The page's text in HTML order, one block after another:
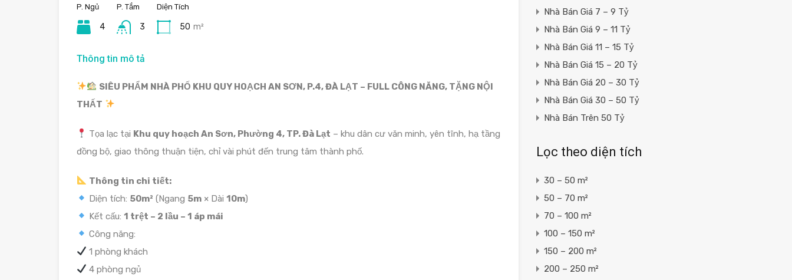
P. Ngủ
4
P. Tắm
3
Diện Tích
50 m²
Thông tin mô tả
SIÊU PHẨM NHÀ PHỐ KHU QUY HOẠCH AN SƠN, P.4, ĐÀ LẠT – FULL CÔNG NĂNG, TẶNG NỘI
THẤT
Tọa lạc tại Khu quy hoạch An Sơn, Phường 4, TP. Đà Lạt – khu dân cư văn minh, yên tĩnh, hạ tầng
đồng bộ, giao thông thuận tiện, chỉ vài phút đến trung tâm thành phố.
Thông tin chi tiết:
Diện tích: 50m² (Ngang 5m × Dài10m)
Kết cấu:1 trệt – 2 lầu – 1 áp mái
Công năng:
1 phòng khách
4 phòng ngủ
Nhà Bán Giá 7 – 9 Tỷ
Nhà Bán Giá 9 – 11 Tỷ
Nhà Bán Giá 11 – 15 Tỷ
Nhà Bán Giá 15 – 20 Tỷ
Nhà Bán Giá 20 – 30 Tỷ
Nhà Bán Giá 30 – 50 Tỷ
Nhà Bán Trên 50 Tỷ
Lọc theo diện tích
30 – 50 m²
50 – 70 m²
70 – 100 m²
100 – 150 m²
150 – 200 m²
200 – 250 m²